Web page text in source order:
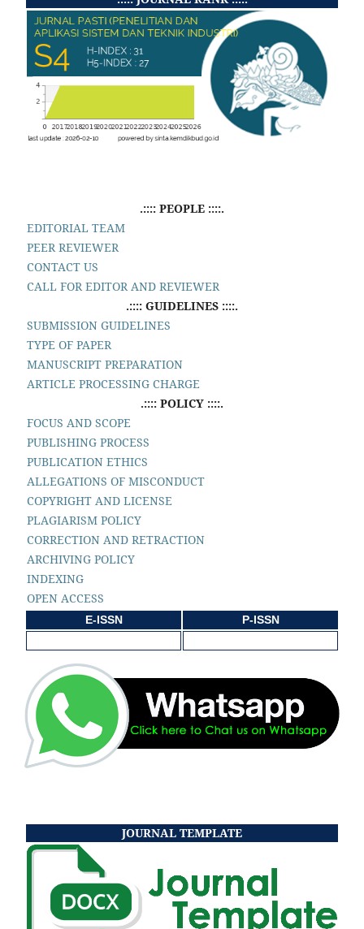
.:::: PEOPLE ::::.
EDITORIAL TEAM
PEER REVIEWER
CONTACT US
CALL FOR EDITOR AND REVIEWER
.:::: GUIDELINES ::::.
SUBMISSION GUIDELINES
TYPE OF PAPER
MANUSCRIPT PREPARATION
ARTICLE PROCESSING CHARGE
.:::: POLICY ::::.
FOCUS AND SCOPE
PUBLISHING PROCESS
PUBLICATION ETHICS
ALLEGATIONS OF MISCONDUCT
COPYRIGHT AND LICENSE
PLAGIARISM POLICY
CORRECTION AND RETRACTION
ARCHIVING POLICY
INDEXING
OPEN ACCESS
E-ISSN P-ISSN
JOURNAL TEMPLATE